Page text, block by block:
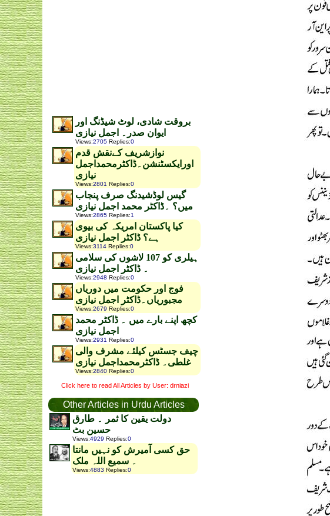
بروقت شادی، لوٹ شیڈنگ اور
ایوان صدر۔ اجمل نیازی
Views:2705 Replies:0
نوازشریف کےنقش قدم
اورایکسٹنشن۔ڈاکٹرمحمداجمل
نیازی
Views:2801 Replies:0
گیس لوڈشیدنگ صرف پنجاب
میں؟ ۔ڈاکٹر محمد اجمل نیازی
Views:2865 Replies:1
کیا پاکستان امریکہ کی بیوی
ہے؟ ڈاکٹر اجمل نیازی
Views:3114 Replies:0
ہیلری کو 107 لاشوں کی سلامی
۔ ڈاکٹر اجمل نیازی
Views:2948 Replies:0
فوج اور حکومت میں دوریاں
مجبوریاں۔ڈاکٹر اجمل نیازی
Views:2679 Replies:0
کچھ اپنے بارے میں ۔ ڈاکٹر محمد
اجمل نیازی
Views:2931 Replies:0
چیف جسٹس کیلئے مشرف والی
غلطی۔ ڈاکٹرمحمداجمل نیازی
Views:2840 Replies:0
Click here to read All Articles by User: drniazi
Other Articles in Urdu Articles
دولت یقین کا ثمر ۔ طارق
حسین بٹ
Views:4929 Replies:0
حق کسی آمیرش کو نہیں مانتا
۔ سمیع اللہ ملک
Views:4883 Replies:0